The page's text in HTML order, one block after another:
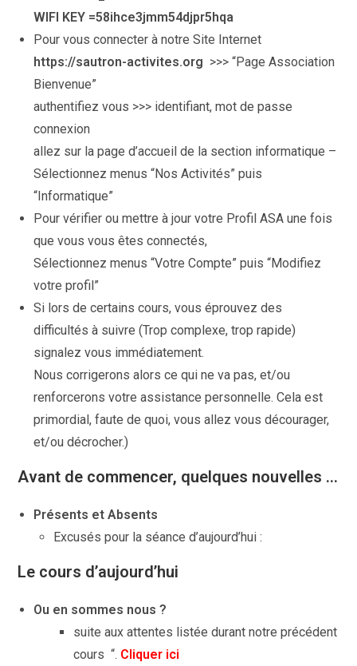
WIFI KEY =58ihce3jmm54djpr5hqa
Pour vous connecter à notre Site Internet
https://sautron-activites.org >>> “Page Association
Bienvenue”
authentifiez vous >>> identifiant, mot de passe
connexion
allez sur la page d’accueil de la section informatique –
Sélectionnez menus “Nos Activités” puis
“Informatique”
Pour vérifier ou mettre à jour votre Profil ASA une fois
que vous vous êtes connectés,
Sélectionnez menus “Votre Compte” puis “Modifiez
votre profil”
Si lors de certains cours, vous éprouvez des
difficultés à suivre (Trop complexe, trop rapide)
signalez vous immédiatement.
Nous corrigerons alors ce qui ne va pas, et/ou
renforcerons votre assistance personnelle. Cela est
primordial, faute de quoi, vous allez vous décourager,
et/ou décrocher.)
Avant de commencer, quelques nouvelles …
Présents et Absents
Excusés pour la séance d’aujourd’hui :
Le cours d’aujourd’hui
Ou en sommes nous ?
suite aux attentes listée durant notre précédent
cours “. Cliquer ici